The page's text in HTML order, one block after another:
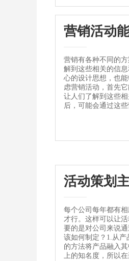
营销活动
营销有各种不同的
解到这些相关的信
心的设计思想，也
虑营销活动，首先
让人们了解到这些
后，可能会通过这
活动策划
每个公司每年都有
才行。这样可以让
要的是对公司来说
该如何制定？1.从
的方法将产品融入
上的知名度，所以